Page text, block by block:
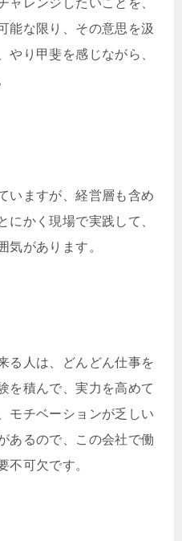
ャレンジしたいことを、
能な限り、その意思を汲
やり甲斐を感じながら、
いますが、経営層も含め
にかく現場で実践して、
気があります。
る人は、どんどん仕事を
を積んで、実力を高めて
モチベーションが乏しい
あるので、この会社で働
不可欠です。